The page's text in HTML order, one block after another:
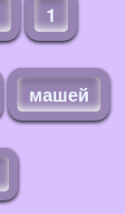
1
машей